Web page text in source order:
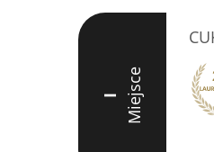
I Miejsce